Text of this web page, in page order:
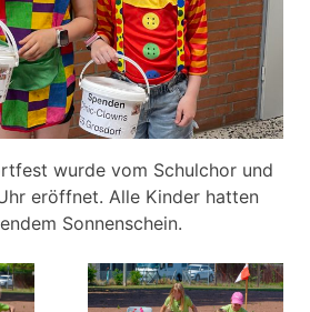
wurde vom Schulchor und
eröffnet. Alle Kinder hatten
Sonnenschein.